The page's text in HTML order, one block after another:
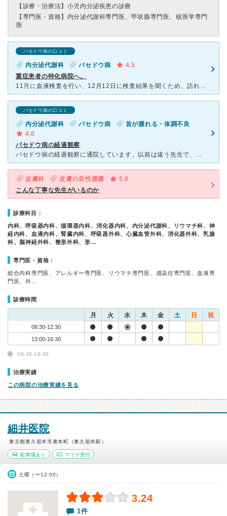
【診療・治療法】 小児内分泌疾患の診療
【専門医・資格】 内分泌代謝科専門医、甲状腺専門医、核医学専門
医
バセドウ病の口コミ
内分泌代謝科 バセドウ病
4.5
重症患者の特化病院へ。
11月に血液検査を行い、12月12日に検査結果を聞くため、訪れました。バセドウに関しては2年位前から、正常値になっていたので、フォローアップの為訪れました。以前の先生は事務的な感じだったのですが、今診
バセドウ病の口コミ
内分泌代謝科 バセドウ病
首が腫れる・体調不良
4.0
バセドウ病の経過観察
バセドウ病の経過観察に通院しています。以前は違う先生で、あまりお話をしてくれなかったのですが、去年の4月から新しい先生になり、いろいろ状態はどうか、などと相談していただけるようになりました。バセドウの
皮膚科 皮膚の良性腫瘍
5.0
こんな丁寧な先生がいるのか
診療科目：
内科、呼吸器内科、循環器内科、消化器内科、内分泌代謝科、リウマチ科、神
経内科、血液内科、腎臓内科、呼吸器外科、心臓血管外科、消化器外科、乳腺
科、脳神経外科、整形外科、形…
専門医・資格：
総合内科専門医、アレルギー専門医、リウマチ専門医、感染症専門医、血液専
門医、外…
診療時間
月 火 水 木 金 土 日 祝
08:30-12:30
13:00-16:30
08:30-16:30
治療実績
この病院の治療実績を見る
細井医院
東京都東久留米市東本町（東久留米駅）
駐車場あり マイナ受付
土曜（〜12:00）
3.24
1件